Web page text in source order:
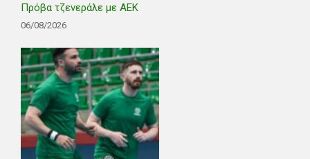
Πρόβα τζενεράλε με ΑΕΚ
06/08/2026